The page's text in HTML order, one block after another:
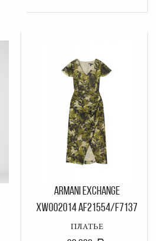
ARMANI EXCHANGE
XW002014 AF21554/F7137
ПЛАТЬЕ